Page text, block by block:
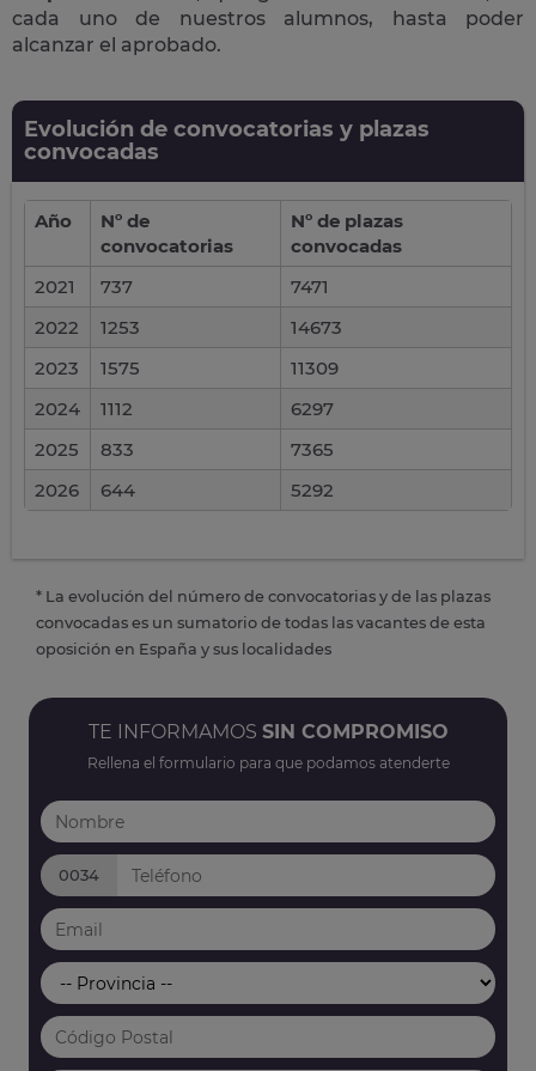
cada uno de nuestros alumnos, hasta poder
alcanzar el aprobado.
Evolución de convocatorias y plazas
convocadas
Año
Nº de
convocatorias
Nº de plazas
convocadas
2021
737
7471
2022
1253
14673
2023
1575
11309
2024
1112
6297
2025
833
7365
2026
644 5292
* La evolución del número de convocatorias y de las plazas
convocadas es un sumatorio de todas las vacantes de esta
oposición en España y sus localidades
TE INFORMAMOS SIN COMPROMISO
Rellena el formulario para que podamos atenderte
0034